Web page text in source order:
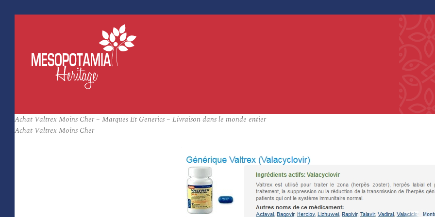
Achat Valtrex Moins Cher – Marques Et Generics – Livraison dans le monde entier
Achat Valtrex Moins Cher